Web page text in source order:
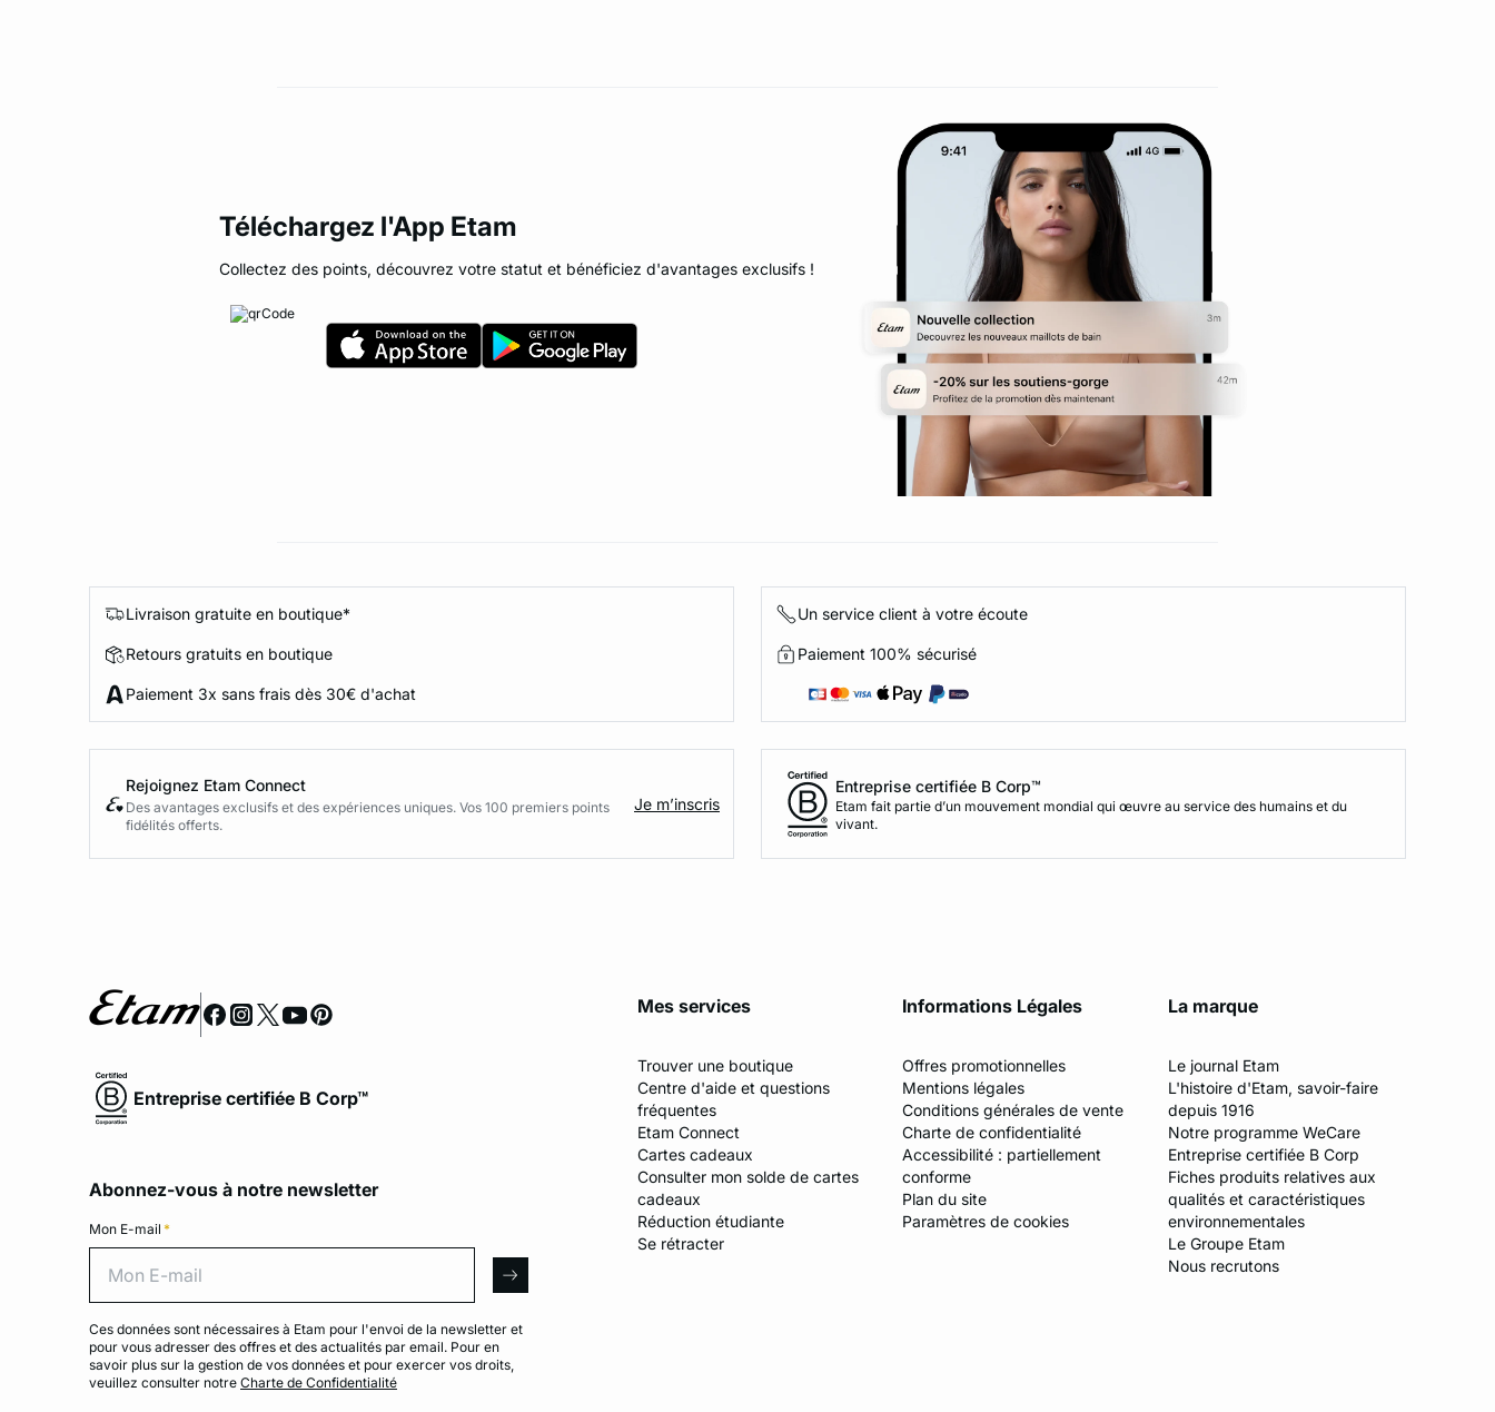
Téléchargez l'App Etam
Collectez des points, découvrez votre statut et bénéficiez d'avantages exclusifs !
Livraison gratuite en boutique*
Retours gratuits en boutique
Paiement 3x sans frais dès 30€ d'achat
Un service client à votre écoute
Paiement 100% sécurisé
Rejoignez Etam Connect
Des avantages exclusifs et des expériences uniques. Vos 100 premiers points
fidélités offerts.
Je m’inscris
Entreprise certifiée B Corp™
Etam fait partie d’un mouvement mondial qui œuvre au service des humains et du
vivant.
Entreprise certifiée B Corp™
Abonnez-vous à notre newsletter
Mon E-mail *
Mon E-mail
arrow
Ces données sont nécessaires à Etam pour l'envoi de la newsletter et
pour vous adresser des offres et des actualités par email. Pour en
savoir plus sur la gestion de vos données et pour exercer vos droits,
veuillez consulter notre Charte de Confidentialité
Mes services
Trouver une boutique
Centre d'aide et questions
fréquentes
Etam Connect
Cartes cadeaux
Consulter mon solde de cartes
cadeaux
Réduction étudiante
Se rétracter
Informations Légales
Offres promotionnelles
Mentions légales
Conditions générales de vente
Charte de confidentialité
Accessibilité : partiellement
conforme
Plan du site
Paramètres de cookies
La marque
Le journal Etam
L'histoire d'Etam, savoir-faire
depuis 1916
Notre programme WeCare
Entreprise certifiée B Corp
Fiches produits relatives aux
qualités et caractéristiques
environnementales
Le Groupe Etam
Nous recrutons